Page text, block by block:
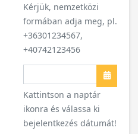
Kérjük, nemzetközi
formában adja meg, pl.
+36301234567,
+40742123456
Naptár
Kattintson a naptár
ikonra és válassa ki
bejelentkezés dátumát!